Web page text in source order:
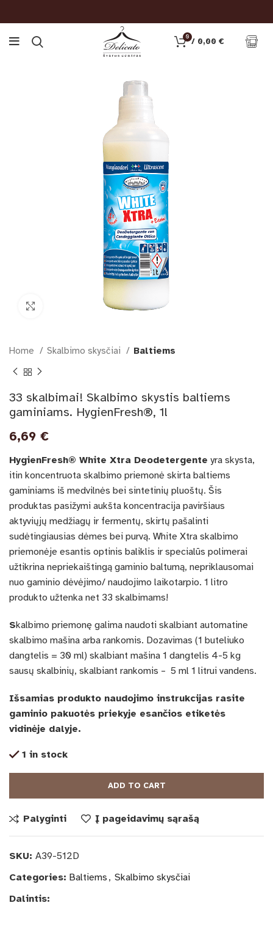
0 / 0,00 €
Išdidinti paveikslėlį
Home Skalbimo skysčiai Baltiems
33 skalbimai! Skalbimo skystis baltiems
gaminiams. HygienFresh®, 1l
6,69 €
HygienFresh® White Xtra Deodetergente yra skysta,
itin koncentruota skalbimo priemonė skirta baltiems
gaminiams iš medvilnės bei sintetinių pluoštų. Šis
produktas pasižymi aukšta koncentracija paviršiaus
aktyviųjų medžiagų ir fermentų, skirtų pašalinti
sudėtingiausias dėmes bei purvą. White Xtra skalbimo
priemonėje esantis optinis baliklis ir specialūs polimerai
užtikrina nepriekaištingą gaminio baltumą, nepriklausomai
nuo gaminio dėvėjimo/ naudojimo laikotarpio. 1 litro
produkto užtenka net 33 skalbimams!
Skalbimo priemonę galima naudoti skalbiant automatine
skalbimo mašina arba rankomis. Dozavimas (1 buteliuko
dangtelis = 30 ml) skalbiant mašina 1 dangtelis 4-5 kg
sausų skalbinių, skalbiant rankomis – 5 ml 1 litrui vandens.
Išsamias produkto naudojimo instrukcijas rasite
gaminio pakuotės priekyje esančios etiketės
vidinėje dalyje.
1 in stock
ADD TO CART
Palyginti Į pageidavimų sąrašą
SKU: A39-512D
Categories: Baltiems , Skalbimo skysčiai
Dalintis: